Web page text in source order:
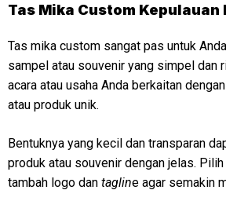
Tas Mika Custom Kepulauan
Tas mika custom sangat pas untuk
sampel atau souvenir yang simpel dan
acara atau usaha Anda berkaitan
atau produk unik.
Bentuknya yang kecil dan transparan
produk atau souvenir dengan jelas.
tambah logo dan tagline agar semakin